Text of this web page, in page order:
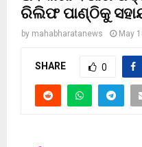
ରିଲିଫ ପାଣ୍ଠିକୁ
by mahabharatanews May
SHARE 0